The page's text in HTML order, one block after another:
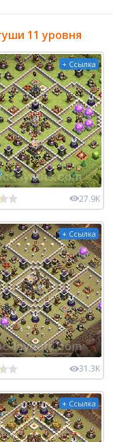
11 уровня
+ Ссылка
27.9K
+ Ссылка
31.3K
+ Ссылка